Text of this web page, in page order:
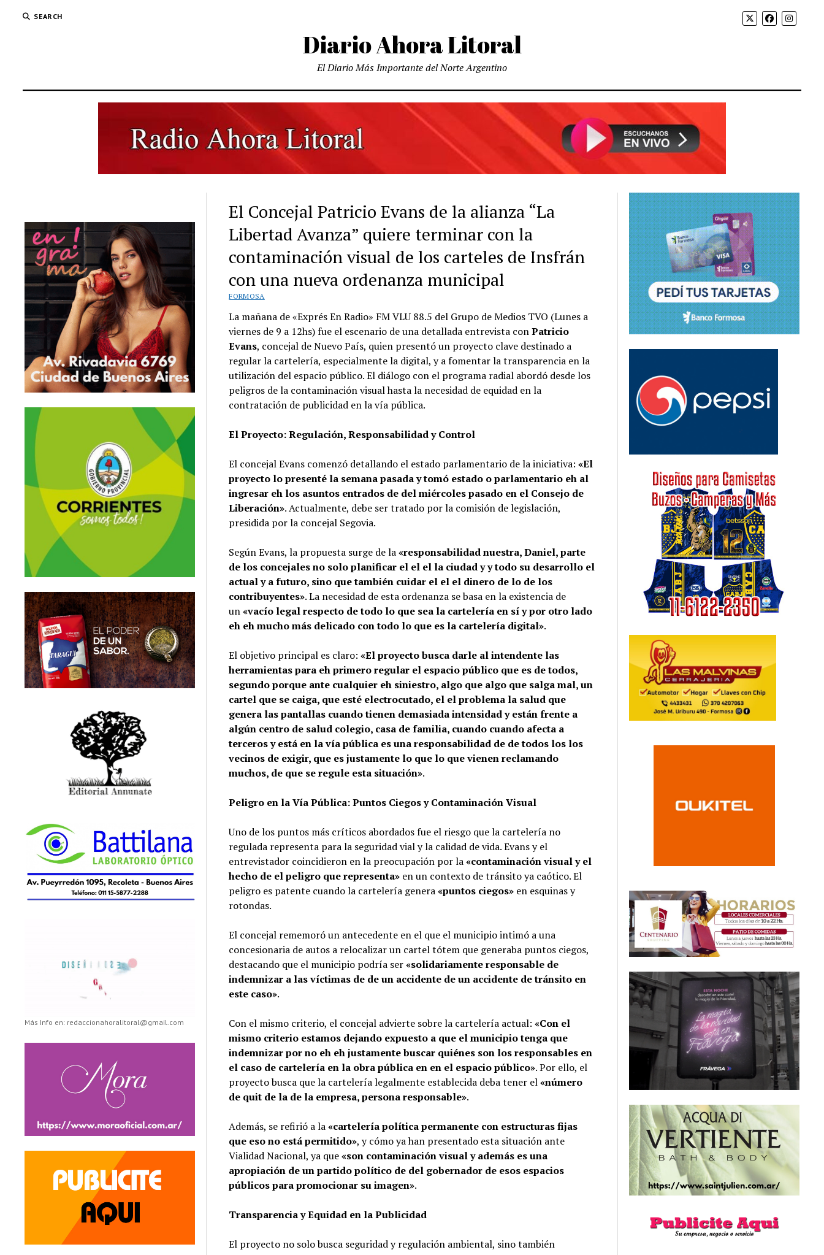
SEARCH
Diario Ahora Litoral
El Diario Más Importante del Norte Argentino
Más Info en: redaccionahoralitoral@gmail.com
El Concejal Patricio Evans de la alianza “La
Libertad Avanza” quiere terminar con la
contaminación visual de los carteles de Insfrán
con una nueva ordenanza municipal
FORMOSA
La mañana de «Exprés En Radio» FM VLU 88.5 del Grupo de Medios TVO (Lunes a
viernes de 9 a 12hs) fue el escenario de una detallada entrevista conPatricio
Evans, concejal de Nuevo País, quien presentó un proyecto clave destinado a
regular la cartelería, especialmente la digital, y a fomentar la transparencia en la
utilización del espacio público. El diálogo con el programa radial abordó desde los
peligros de la contaminación visual hasta la necesidad de equidad en la
contratación de publicidad en la vía pública.
El Proyecto: Regulación, Responsabilidad y Control
El concejal Evans comenzó detallando el estado parlamentario de la iniciativa:«El
proyecto lo presenté la semana pasada y tomó estado o parlamentario eh al
ingresar eh los asuntos entrados de del miércoles pasado en el Consejo de
Liberación». Actualmente, debe ser tratado por la comisión de legislación,
presidida por la concejal Segovia.
Según Evans, la propuesta surge de la«responsabilidad nuestra, Daniel, parte
de los concejales no solo planificar el el el la ciudad y y todo su desarrollo el
actual y a futuro, sino que también cuidar el el el dinero de lo de los
contribuyentes». La necesidad de esta ordenanza se basa en la existencia de
un«vacío legal respecto de todo lo que sea la cartelería en sí y por otro lado
eh eh mucho más delicado con todo lo que es la cartelería digital».
El objetivo principal es claro:«El proyecto busca darle al intendente las
herramientas para eh primero regular el espacio público que es de todos,
segundo porque ante cualquier eh siniestro, algo que algo que salga mal, un
cartel que se caiga, que esté electrocutado, el el problema la salud que
genera las pantallas cuando tienen demasiada intensidad y están frente a
algún centro de salud colegio, casa de familia, cuando cuando afecta a
terceros y está en la vía pública es una responsabilidad de de todos los los
vecinos de exigir, que es justamente lo que lo que vienen reclamando
muchos, de que se regule esta situación».
Peligro en la Vía Pública: Puntos Ciegos y Contaminación Visual
Uno de los puntos más críticos abordados fue el riesgo que la cartelería no
regulada representa para la seguridad vial y la calidad de vida. Evans y el
entrevistador coincidieron en la preocupación por la«contaminación visual y el
hecho de el peligro que representa» en un contexto de tránsito ya caótico. El
peligro es patente cuando la cartelería genera«puntos ciegos» en esquinas y
rotondas.
El concejal rememoró un antecedente en el que el municipio intimó a una
concesionaria de autos a relocalizar un cartel tótem que generaba puntos ciegos,
destacando que el municipio podría ser«solidariamente responsable de
indemnizar a las víctimas de de un accidente de un accidente de tránsito en
este caso».
Con el mismo criterio, el concejal advierte sobre la cartelería actual:«Con el
mismo criterio estamos dejando expuesto a que el municipio tenga que
indemnizar por no eh eh justamente buscar quiénes son los responsables en
el caso de cartelería en la obra pública en en el espacio público». Por ello, el
proyecto busca que la cartelería legalmente establecida deba tener el«número
de quit de la de la empresa, persona responsable».
Además, se refirió a la«cartelería política permanente con estructuras fijas
que eso no está permitido», y cómo ya han presentado esta situación ante
Vialidad Nacional, ya que«son contaminación visual y además es una
apropiación de un partido político de del gobernador de esos espacios
públicos para promocionar su imagen».
Transparencia y Equidad en la Publicidad
El proyecto no solo busca seguridad y regulación ambiental, sino también